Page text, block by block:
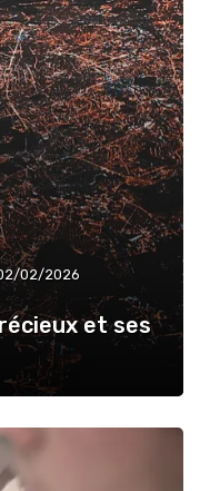
02/2026
et ses